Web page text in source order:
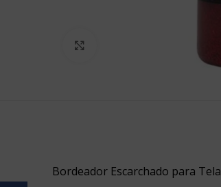
Bordeador Escarchado para Tela